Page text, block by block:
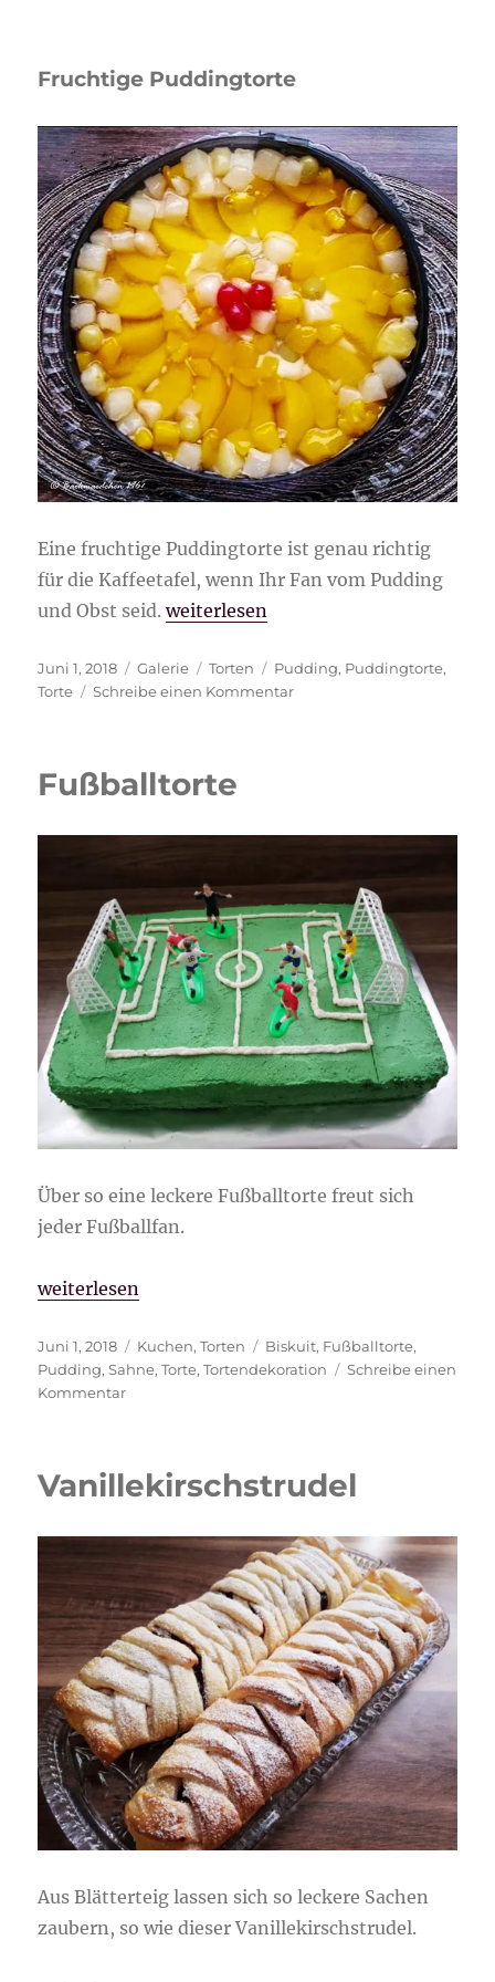
Fruchtige Puddingtorte
Eine fruchtige Puddingtorte ist genau richtig
für die Kaffeetafel, wenn Ihr Fan vom Pudding
und Obst seid.„Fruchtige Puddingtorte“
weiterlesen
Veröffentlicht
am
Juni 1, 2018 Format
Galerie Kategorien
Torten Schlagwörter
Pudding, Puddingtorte,
Torte
Schreibe einen Kommentarzu
Fußballtorte
Über so eine leckere Fußballtorte freut sich
jeder Fußballfan.
„Fußballtorte“
weiterlesen
Veröffentlicht
am
Juni 1, 2018 Kategorien
Kuchen,Torten Schlagwörter
Biskuit, Fußballtorte,
Pudding,Sahne,Torte,Tortendekoration
Schreibe einen
Kommentarzu
Vanillekirschstrudel
Aus Blätterteig lassen sich so leckere Sachen
zaubern, so wie dieser Vanillekirschstrudel.